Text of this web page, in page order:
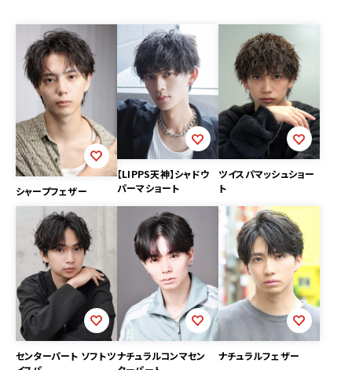
シャープフェザー
【LIPPS天神】シャドウ
パーマショート
ツイスパマッシュショー
ト
センターパート ソフトツナチュラルコンマセン
ナチュラルフェザー